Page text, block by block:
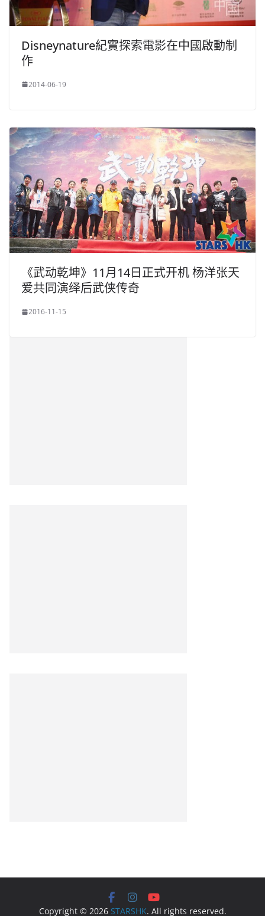
Disneynature紀實探索電影在中國啟動制
作
2014-06-19
《武动乾坤》11月14日正式开机 杨洋张天
爱共同演绎后武侠传奇
2016-11-15
Copyright © 2026 STARSHK. All rights reserved.